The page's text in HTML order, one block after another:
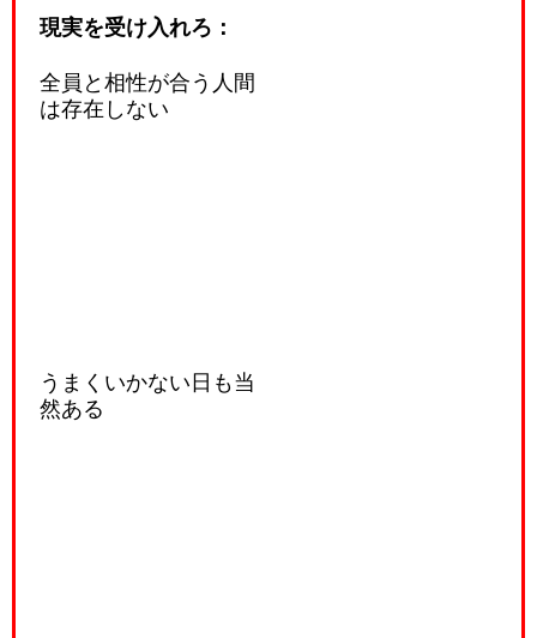
現実を受け入れろ：
全員と相性が合う人間
は存在しない
うまくいかない日も当
然ある